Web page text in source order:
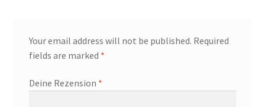
Your email address will not be published. Required
fields are marked *
Deine Rezension *